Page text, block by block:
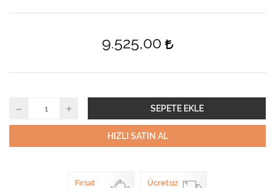
9.525,00
SEPETE EKLE
HIZLI SATIN AL
Fırsat Ücretsiz